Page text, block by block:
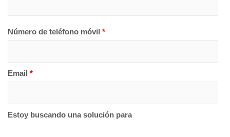
Número de teléfono móvil *
Email *
Estoy buscando una solución para